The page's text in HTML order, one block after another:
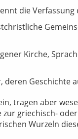
die
Kirche,
deren Geschichte
tragen aber
griechisch-
Wurzeln